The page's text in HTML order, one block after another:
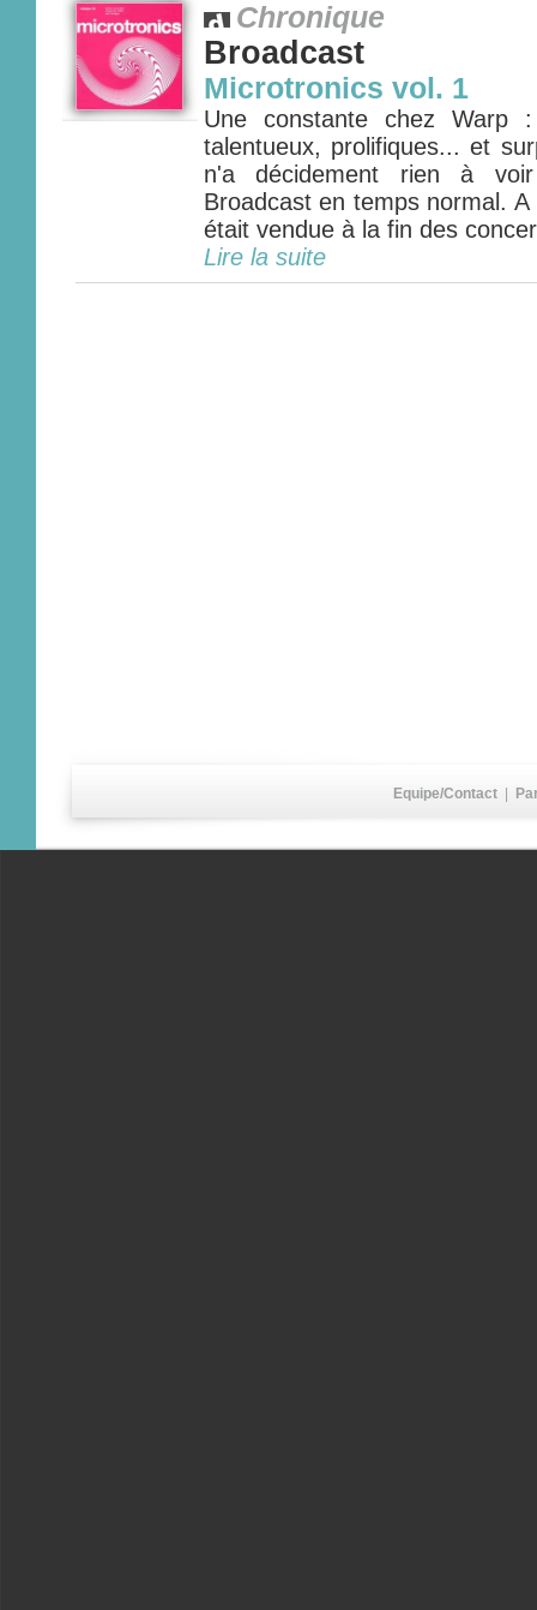
Chronique
Broadcast
Microtronics vol. 1
Une constante chez Warp
talentueux, prolifiques... et
n'a décidement rien à
Broadcast en temps normal.
était vendue à la fin des
Lire la suite
Equipe/Contact